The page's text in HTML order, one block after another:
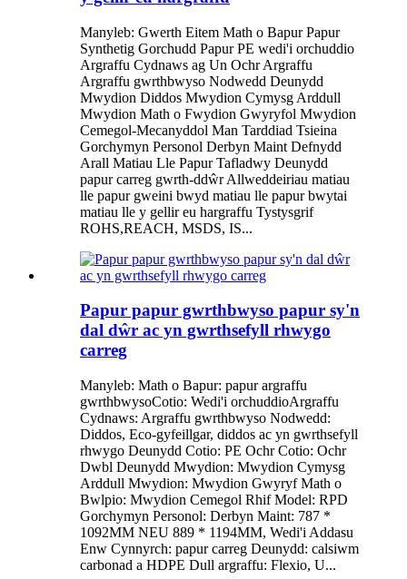
Manyleb: Gwerth Eitem Math o Bapur Papur
Synthetig Gorchudd Papur PE wedi'i orchuddio
Argraffu Cydnaws ag Un Ochr Argraffu
Argraffu gwrthbwyso Nodwedd Deunydd
Mwydion Diddos Mwydion Cymysg Arddull
Mwydion Math o Fwydion Gwyryfol Mwydion
Cemegol-Mecanyddol Man Tarddiad Tsieina
Gorchymyn Personol Derbyn Maint Defnydd
Arall Matiau Lle Papur Tafladwy Deunydd
papur carreg gwrth-ddŵr Allweddeiriau matiau
lle papur gweini bwyd matiau lle papur bwytai
matiau lle y gellir eu hargraffu Tystysgrif
ROHS,REACH, MSDS, IS...
Papur papur gwrthbwyso papur sy'n
dal dŵr ac yn gwrthsefyll rhwygo
carreg
Manyleb: Math o Bapur: papur argraffu
gwrthbwysoCotio: Wedi'i orchuddioArgraffu
Cydnaws: Argraffu gwrthbwyso Nodwedd:
Diddos, Eco-gyfeillgar, diddos ac yn gwrthsefyll
rhwygo Deunydd Cotio: PE Ochr Cotio: Ochr
Dwbl Deunydd Mwydion: Mwydion Cymysg
Arddull Mwydion: Mwydion Gwyryf Math o
Bwlpio: Mwydion Cemegol Rhif Model: RPD
Gorchymyn Personol: Derbyn Maint: 787 *
1092MM NEU 889 * 1194MM, Wedi'i Addasu
Enw Cynnyrch: papur carreg Deunydd: calsiwm
carbonad a HDPE Dull argraffu: Flexio, U...